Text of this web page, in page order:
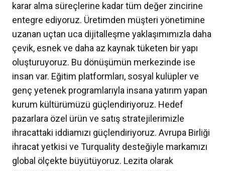
karar alma süreçlerine kadar tüm değer zincirine
entegre ediyoruz. Üretimden müşteri yönetimine
uzanan uçtan uca dijitalleşme yaklaşımımızla daha
çevik, esnek ve daha az kaynak tüketen bir yapı
oluşturuyoruz. Bu dönüşümün merkezinde ise
insan var. Eğitim platformları, sosyal kulüpler ve
genç yetenek programlarıyla insana yatırım yapan
kurum kültürümüzü güçlendiriyoruz. Hedef
pazarlara özel ürün ve satış stratejilerimizle
ihracattaki iddiamızı güçlendiriyoruz. Avrupa Birliği
ihracat yetkisi ve Turquality desteğiyle markamızı
global ölçekte büyütüyoruz. Lezita olarak